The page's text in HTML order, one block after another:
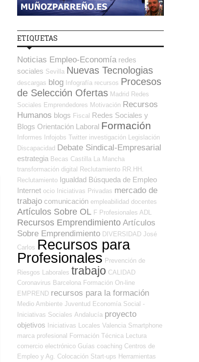
ETIQUETAS
Noticias Empleo-Economía redes
sociales Sevilla Nuevas Tecnologias
descargas blog Infografía recursos Procesos
de Selección Ofertas Madrid Redes
Sociales Emprendedores Motivación Recursos
Humanos blogs Fiscal Redes Sociales y
Blogs Orientación Laboral Formación
Informes Infojobs Twitter investigación
Legislación
Discapacidad Debate Sindical-Empresarial
estrategia Becas Castilla La Mancha
transformación digital
Reclutamiento RR.HH.
Reclutamiento Igualdad Búsqueda de Empleo
Internet ocio Iniciativas Privadas mercado de
trabajo comunicación empleabilidad docentes
Artículos Sobre OL F Profesionales ADL
Recursos Emprendimiento Artículos
Sobre Emprendimiento DIVERSIDAD José
Carlos Recursos para
Profesionales Prevención de
Riesgos Laborales trabajo CALIDAD
Coronavirus Barcelona Formación On-line
EMPREND recursos para la formación
Medio Ambiente Juventud Economía Social -
Iniciativas Sociales Andalucía proyecto
objetivos Iniciativas Locales Valencia Smartphone
marca profesional
Formación Técnica
Lectura
comercio electrónico Guías coaching Centros de
Empleo y Ag. Colocación Start-ups Herramientas